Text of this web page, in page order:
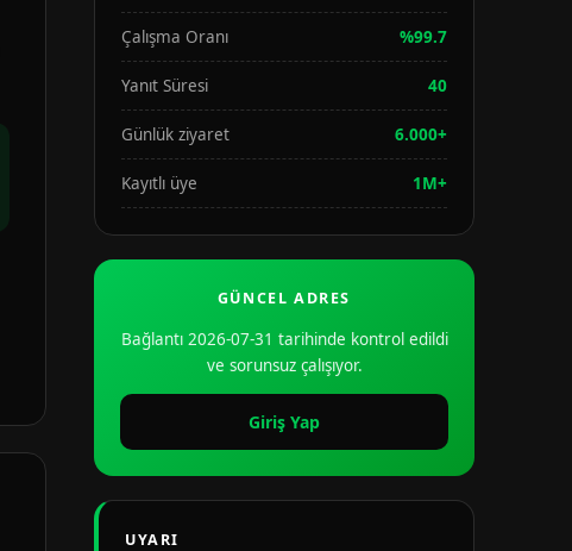
Çalışma Oranı %99.7
Yanıt Süresi 40
Günlük ziyaret 6.000+
Kayıtlı üye 1M+
GÜNCEL ADRES
Bağlantı 2026-07-31 tarihinde kontrol edildi
ve sorunsuz çalışıyor.
Giriş Yap
UYARI